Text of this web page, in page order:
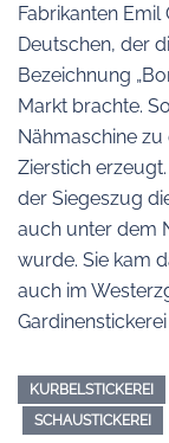
Fabrikanten Emil
Deutschen, der
Bezeichnung
Markt brachte.
Nähmaschine
Zierstich
der Siegeszug
auch unter dem
wurde. Sie kam
auch im
KURBELSTICKEREI
SCHAUSTICKEREI